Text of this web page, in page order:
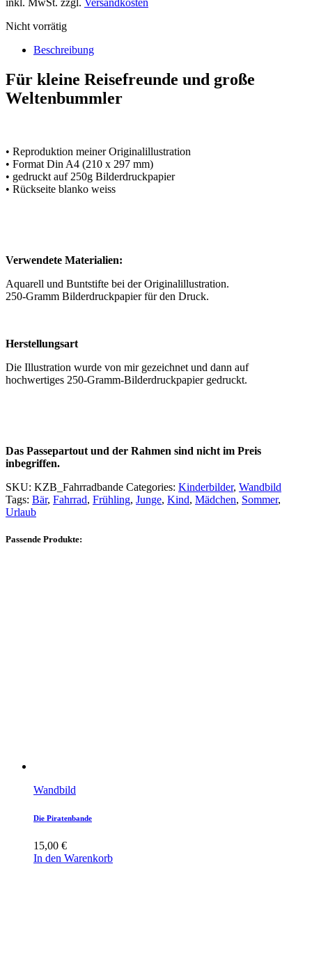
Nicht vorrätig
Beschreibung
Für kleine Reisefreunde und große
Weltenbummler
• Reproduktion meiner Originalillustration
• Format Din A4 (210 x 297 mm)
• gedruckt auf 250g Bilderdruckpapier
• Rückseite blanko weiss
Verwendete Materialien:
Aquarell und Buntstifte bei der Originalillustration.
250-Gramm Bilderdruckpapier für den Druck.
Herstellungsart
Die Illustration wurde von mir gezeichnet und dann auf
hochwertiges 250-Gramm-Bilderdruckpapier gedruckt.
Das Passepartout und der Rahmen sind nicht im Preis
inbegriffen.
SKU: KZB_Fahrradbande Categories: Kinderbilder, Wandbild
Tags: Bär, Fahrrad, Frühling, Junge, Kind, Mädchen, Sommer,
Urlaub
Passende Produkte:
Wandbild
Die Piratenbande
15,00 €
In den Warenkorb